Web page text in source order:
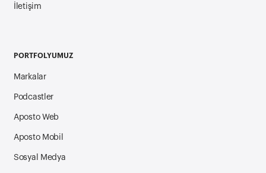
İletişim
PORTFOLYUMUZ
Markalar
Podcastler
Aposto Web
Aposto Mobil
Sosyal Medya